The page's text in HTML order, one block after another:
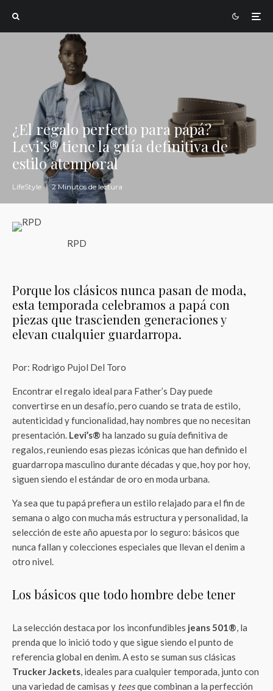
¿El regalo perfecto para papá?
Levi’s® tiene la guía definitiva de
estilo atemporal
LifeStyle · 2 Minutos de lectura
RPD
Porque los clásicos nunca pasan de moda,
esta temporada celebramos a papá con
piezas que trascienden generaciones y
elevan cualquier guardarropa.
Por: Rodrigo Pujol Del Toro
Encontrar el regalo ideal para Father’s Day puede
convertirse en un desafío, pero cuando se trata de estilo,
autenticidad y funcionalidad, hay nombres que no necesitan
presentación. Levi’s® ha lanzado su guía definitiva de
regalos, reuniendo esas piezas icónicas que han definido el
guardarropa masculino durante décadas y que, hoy por hoy,
siguen siendo el estándar de oro en moda urbana.
Ya sea que tu papá prefiera un estilo relajado para el fin de
semana o algo con mucha más estructura y personalidad, la
selección de este año apuesta por lo seguro: básicos que
nunca fallan y colecciones especiales que llevan el denim a
otro nivel.
Los básicos que todo hombre debe tener
La selección destaca por los inconfundibles jeans 501®, la
prenda que lo inició todo y que sigue siendo el punto de
referencia global en denim. A esto se suman sus clásicas
Trucker Jackets, ideales para cualquier temporada, junto con
una variedad de camisas y teesque combinan a la perfección